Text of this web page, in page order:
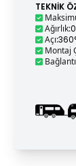
TEKNIK
Ağırlık:
Açı:
Montaj
Bağlantı